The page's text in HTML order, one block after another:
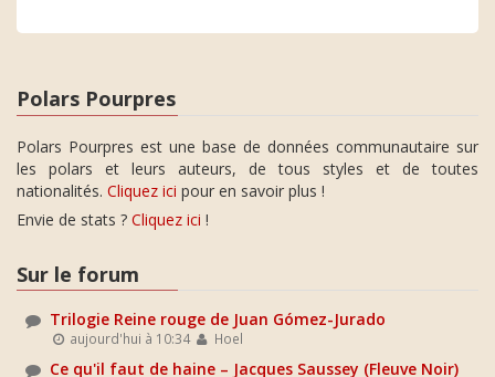
Polars Pourpres
Polars Pourpres est une base de données communautaire sur
les polars et leurs auteurs, de tous styles et de toutes
nationalités. Cliquez ici pour en savoir plus !
Envie de stats ? Cliquez ici !
Sur le forum
Trilogie Reine rouge de Juan Gómez-Jurado
aujourd'hui à 10:34 Hoel
Ce qu'il faut de haine – Jacques Saussey (Fleuve Noir)